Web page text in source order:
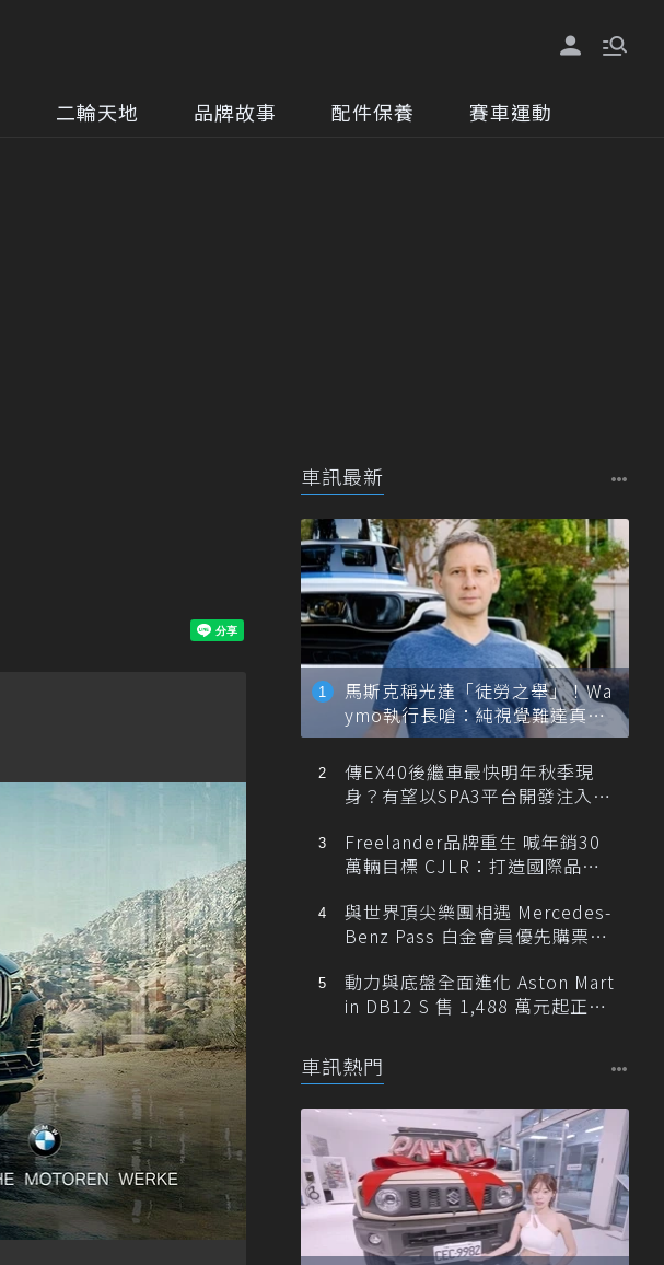
二輪天地 品牌故事 配件保養 賽車運動
車訊最新
馬斯克稱光達「徒勞之舉」！Wa
ymo執行長嗆：純視覺難達真正
自動駕駛
傳EX40後繼車最快明年秋季現
身？有望以SPA3平台開發注入80
Freelander品牌重生 喊年銷30
萬輛目標 CJLR：打造國際品牌
與世界頂尖樂團相遇 Mercedes-
Benz Pass 白金會員優先購票維
動力與底盤全面進化 Aston Mart
in DB12 S 售 1,488 萬元起正式
車訊熱門